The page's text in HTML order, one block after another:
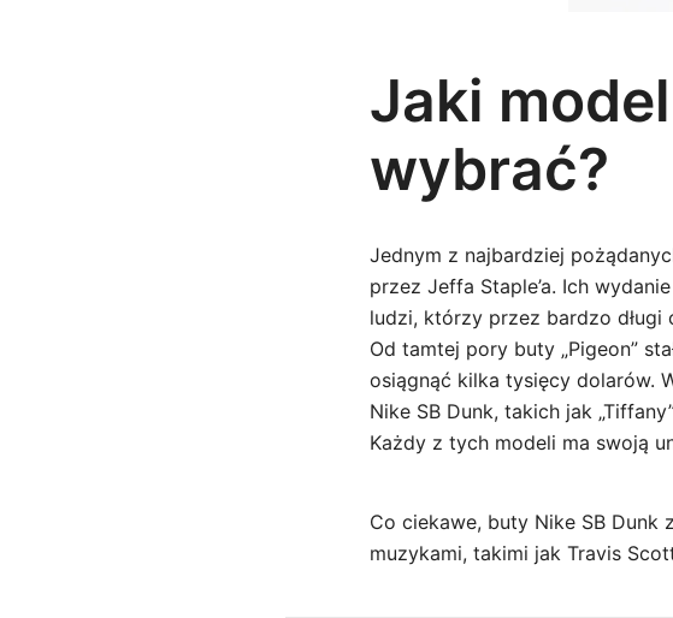
Jaki
wybrać?
Jednym z najbardziej
przez Jeffa Staple’a. Ich
ludzi, którzy przez bardzo
Od tamtej pory buty „Pigeon”
osiągnąć kilka tysięcy dolarów.
Nike SB Dunk, takich jak
Każdy z tych modeli ma swoją
Co ciekawe, buty Nike SB Dunk
muzykami, takimi jak Travis